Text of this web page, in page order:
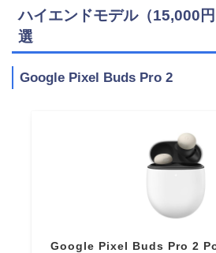
ハイエンドモデル（15,000
選
Google Pixel Buds Pro 2
Google Pixel Buds Pro 2